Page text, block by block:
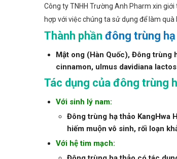
Công ty TNHH Trường Anh Pharm xin
hợp với việc chúng ta sử dụng để làm
Thành phần đông trùng
Mật ong (Hàn Quốc), Đông trùng
cinnamon, ulmus davidiana
Tác dụng của đông trùng
Với sinh lý nam:
Đông trùng hạ thảo KangHwa
hiếm muộn vô sinh, rối loạn
Với hệ tim mạch: